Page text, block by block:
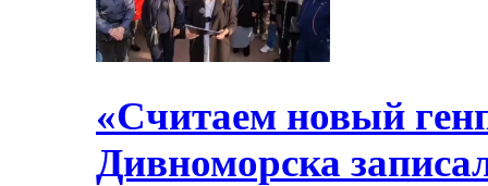
«Считаем новый
Дивноморска